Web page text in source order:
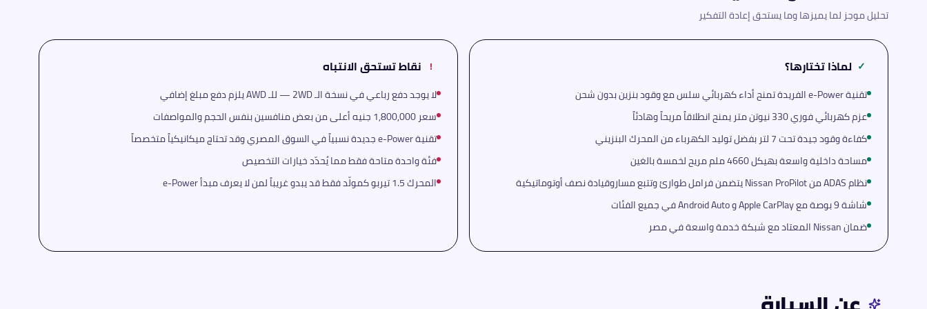
تحليل موجز لما يميزها وما يستحق إعادة التفكير
✓ لماذا تختارها؟
تقنية e-Power الفريدة تمنح أداء كهربائي سلس مع وقود بنزين بدون شحن
عزم كهربائي فوري 330 نيوتن متر يمنح انطلاقاً مريحاً وهادئاً
كفاءة وقود جيدة تحت 7 لتر بفضل توليد الكهرباء من المحرك البنزيني
مساحة داخلية واسعة بهيكل 4660 ملم مريح لخمسة بالغين
نظام ADAS من Nissan ProPilot يتضمن فرامل طوارئ وتتبع مساروقيادة نصف أوتوماتيكية
شاشة 9 بوصة مع Apple CarPlay و Android Auto في جميع الفئات
ضمان Nissan المعتاد مع شبكة خدمة واسعة في مصر
! نقاط تستحق الانتباه
لا يوجد دفع رباعي في نسخة الـ 2WD — للـ AWD يلزم دفع مبلغ إضافي
سعر 1,800,000 جنيه أعلى من بعض منافسين بنفس الحجم والمواصفات
تقنية e-Power جديدة نسبياً في السوق المصري وقد تحتاج ميكانيكياً متخصصاً
فئة واحدة متاحة فقط مما يُحدّد خيارات التخصيص
المحرك 1.5 تيربو كمولّد فقط قد يبدو غريباً لمن لا يعرف مبدأ e-Power